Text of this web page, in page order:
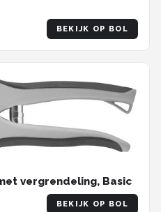
BEKIJK OP BOL
vergrendeling, Basic
BEKIJK OP BOL